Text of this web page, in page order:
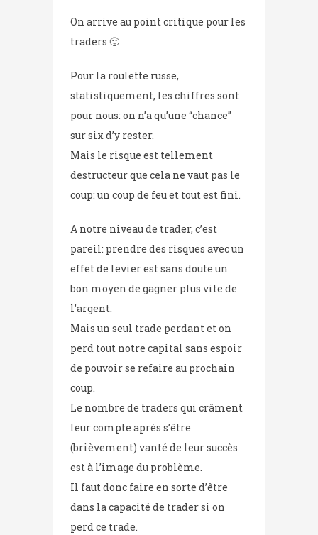
On arrive au point critique pour les
traders 🙂
Pour la roulette russe,
statistiquement, les chiffres sont
pour nous: on n’a qu’une “chance”
sur six d’y rester.
Mais le risque est tellement
destructeur que cela ne vaut pas le
coup: un coup de feu et tout est fini.
A notre niveau de trader, c’est
pareil: prendre des risques avec un
effet de levier est sans doute un
bon moyen de gagner plus vite de
l’argent.
Mais un seul trade perdant et on
perd tout notre capital sans espoir
de pouvoir se refaire au prochain
coup.
Le nombre de traders qui crâment
leur compte après s’être
(brièvement) vanté de leur succès
est à l’image du problème.
Il faut donc faire en sorte d’être
dans la capacité de trader si on
perd ce trade.